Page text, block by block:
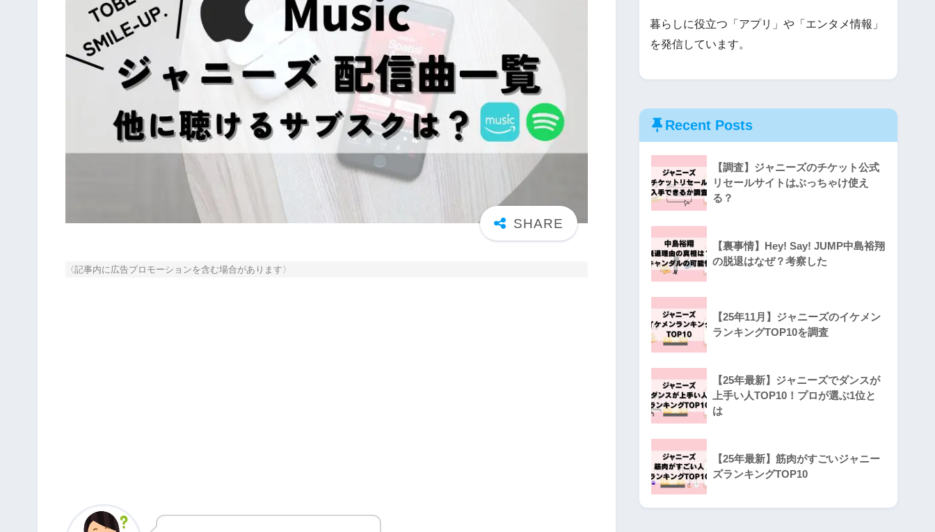
〈記事内に広告プロモーションを含む場合があります〉
暮らしに役立つ「アプリ」や「エンタメ情報」
を発信しています。
Recent Posts
【調査】ジャニーズのチケット公式
リセールサイトはぶっちゃけ使え
る？
【裏事情】Hey! Say! JUMP中島裕翔
の脱退はなぜ？考察した
【25年11月】ジャニーズのイケメン
ランキングTOP10を調査
【25年最新】ジャニーズでダンスが
上手い人TOP10！プロが選ぶ1位と
は
【25年最新】筋肉がすごいジャニー
ズランキングTOP10